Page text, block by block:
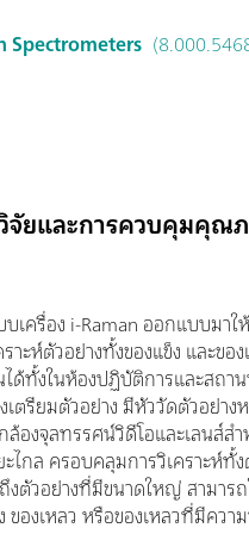
Spectrometers
จัยและการควบคุมคุณ
บเครื่อง i-Raman ออกแบบมาใ
ราะห์ตัวอย่างทั้งของแข็ง และขอ
ได้ทั้งในห้องปฏิบัติการและสถา
เตรียมตัวอย่าง มีหัววัดตัวอย่า
ล้องจุลทรรศน์วิดีโอและเลนส์ส
ะไกล ครอบคลุมการวิเคราะห์ทั้
งตัวอย่างที่มีขนาดใหญ่ สามาร
ของเหลว หรือของเหลวที่มีควา